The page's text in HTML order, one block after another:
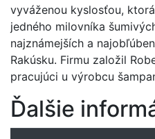
vyváženou kyslosťou,
jedného milovníka
najznámejších a
Rakúsku. Firmu založil
pracujúci u výrobcu
Ďalšie